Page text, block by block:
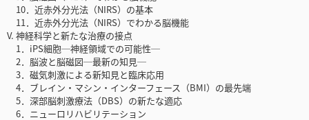
10．近赤外分光法（NIRS）の基本
11．近赤外分光法（NIRS）でわかる脳機能
V. 神経科学と新たな治療の接点
1．iPS細胞─神経領域での可能性─
2．脳波と脳磁図─最新の知見─
3．磁気刺激による新知見と臨床応用
4．ブレイン・マシン・インターフェース（BMI）の最先端
5．深部脳刺激療法（DBS）の新たな適応
6．ニューロリハビリテーション